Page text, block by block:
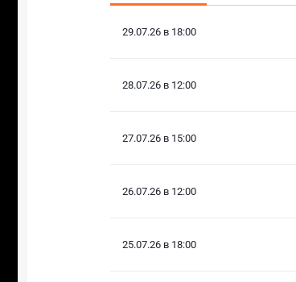
29.07.26 в 18:00
28.07.26 в 12:00
27.07.26 в 15:00
26.07.26 в 12:00
25.07.26 в 18:00